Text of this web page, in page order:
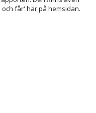
och får' här på hemsidan.